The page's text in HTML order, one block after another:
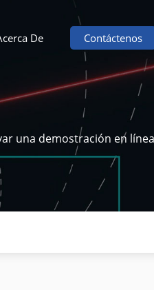
De Contáctenos
una demostración en